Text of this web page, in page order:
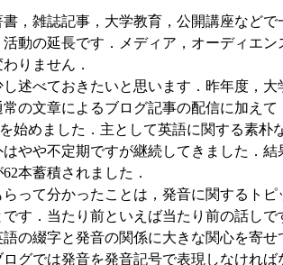
，雑誌記事，大学教育，公開講座などで
動の延長です．メディア，オーディエン
りません．
述べておきたいと思います．昨年度，大
の文章によるブログ記事の配信に加えて
始めました．主として英語に関する素朴
やや不定期ですが継続してきました．結
本蓄積されました．
って分かったことは，発音に関するトピ
す．当たり前といえば当たり前の話しで
の綴字と発音の関係に大きな関心を寄せ
グでは発音を発音記号で表現しなければ